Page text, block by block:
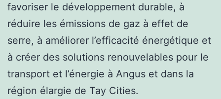
favoriser le développement durable, à
réduire les émissions de gaz à effet de
serre, à améliorer l’efficacité énergétique et
à créer des solutions renouvelables pour le
transport et l’énergie à Angus et dans la
région élargie de Tay Cities.